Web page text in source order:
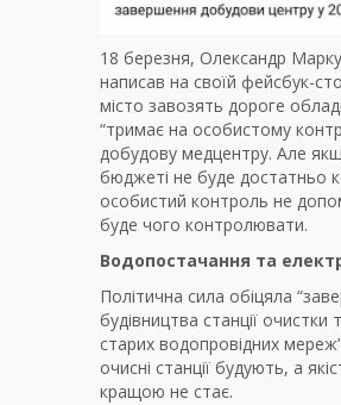
18 березня, Олександр
написав на своїй фейсбук-
місто завозять дороге
“тримає на особистому
добудову медцентру. Але
бюджеті не буде достатньо
особистий контроль не
буде чого контролювати.
Водопостачання та
Політична сила обіцяла
будівництва станції очистки
старих водопровідних
очисні станції будують, а
кращою не стає.